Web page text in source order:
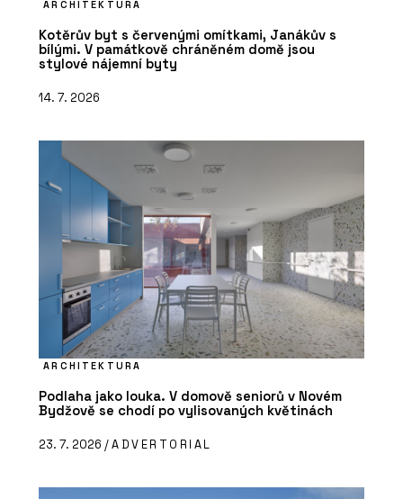
ARCHITEKTURA
Kotěrův byt s červenými omítkami, Janákův s
bílými. V památkově chráněném domě jsou
stylové nájemní byty
14. 7. 2026
ARCHITEKTURA
Podlaha jako louka. V domově seniorů v Novém
Bydžově se chodí po vylisovaných květinách
23. 7. 2026 /ADVERTORIAL